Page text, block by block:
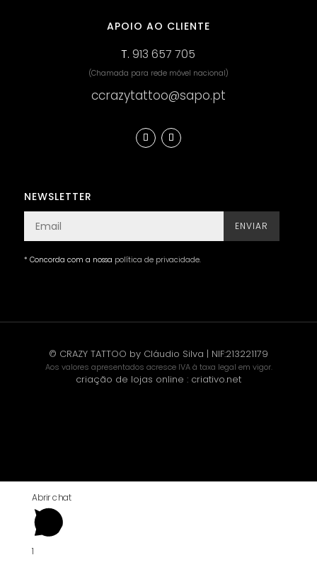
APOIO AO CLIENTE
T.913 657 705
(Chamada para rede móvel nacional)
ccrazytattoo@sapo.pt
NEWSLETTER
ENVIAR
* Concorda com a nossa política de privacidade.
© CRAZY TATTOO by Cláudio Silva | NIF:213221179
Aos valores apresentados acresce IVA à taxa legal em vigor.
criação de lojas online : criativo.net
Abrir chat
1